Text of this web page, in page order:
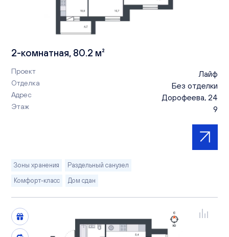
2-комнатная, 80.2 м²
Проект Лайф
Отделка Без отделки
Адрес Дорофеева, 24
Этаж 9
Зоны хранения
Раздельный санузел
Комфорт-класс
Дом сдан